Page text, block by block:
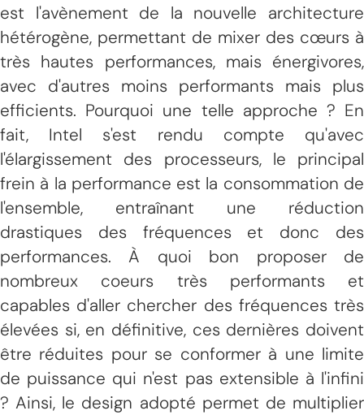
est l'avènement de la nouvelle architecture
hétérogène, permettant de mixer des cœurs à
très hautes performances, mais énergivores,
avec d'autres moins performants mais plus
efficients. Pourquoi une telle approche ? En
fait, Intel s'est rendu compte qu'avec
l'élargissement des processeurs, le principal
frein à la performance est la consommation de
l'ensemble, entraînant une réduction
drastiques des fréquences et donc des
performances. À quoi bon proposer de
nombreux coeurs très performants et
capables d'aller chercher des fréquences très
élevées si, en définitive, ces dernières doivent
être réduites pour se conformer à une limite
de puissance qui n'est pas extensible à l'infini
? Ainsi, le design adopté permet de multiplier